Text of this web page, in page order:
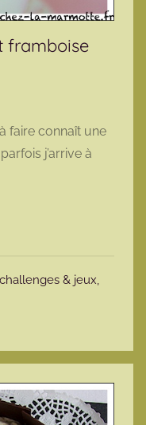
framboise
faire connaît une
j’arrive à
& jeux,